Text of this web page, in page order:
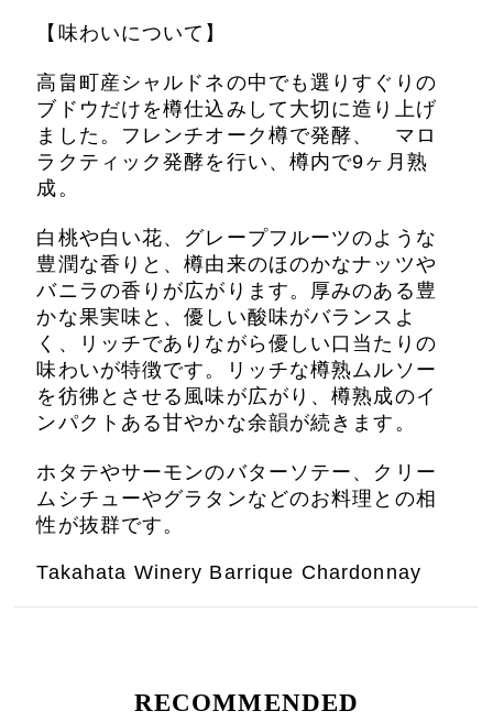
【味わいについて】
高畠町産シャルドネの中でも選りすぐりの
ブドウだけを樽仕込みして大切に造り上げ
ました。フレンチオーク樽で発酵、 マロ
ラクティック発酵を行い、樽内で9ヶ月熟
成。
白桃や白い花、グレープフルーツのような
豊潤な香りと、樽由来のほのかなナッツや
バニラの香りが広がります。厚みのある豊
かな果実味と、優しい酸味がバランスよ
く、リッチでありながら優しい口当たりの
味わいが特徴です。リッチな樽熟ムルソー
を彷彿とさせる風味が広がり、樽熟成のイ
ンパクトある甘やかな余韻が続きます。
ホタテやサーモンのバターソテー、クリー
ムシチューやグラタンなどのお料理との相
性が抜群です。
Takahata Winery Barrique Chardonnay
RECOMMENDED